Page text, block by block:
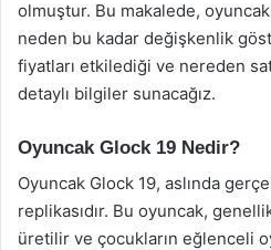
olmuştur. Bu makalede, oyuncak
neden bu kadar değişkenlik
fiyatları etkilediği ve nereden
detaylı bilgiler sunacağız.
Oyuncak Glock 19 Nedir?
Oyuncak Glock 19, aslında
replikasıdır. Bu oyuncak,
üretilir ve çocukların eğlenceli